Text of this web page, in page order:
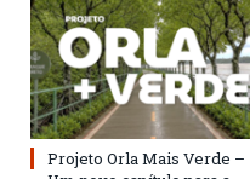
Projeto Orla Mais Verde –